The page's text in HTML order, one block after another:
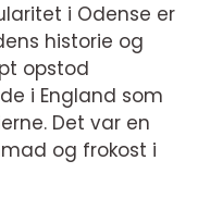
i Odense er
historie og
opstod
i England som
Det var en
og frokost i